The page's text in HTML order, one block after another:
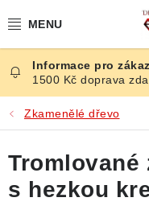
na
ČESKÉ KAMENY
ŠPERKY
KAMENY ZE SVĚTA
BROUŠENÉ
1500 Kč doprava
Zkamenělé dřevo
Tromlované
s hezkou